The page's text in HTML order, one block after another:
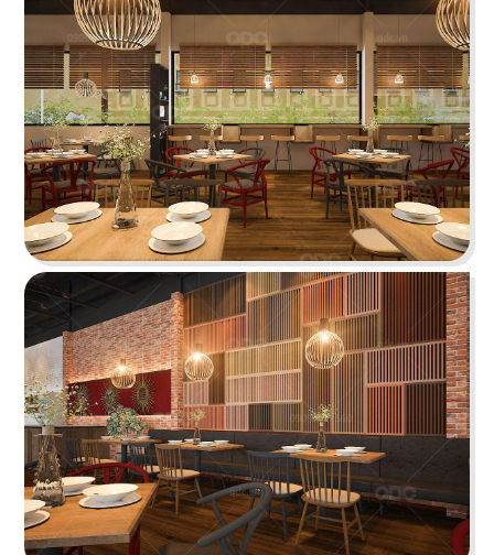
EL GAUCHO
El Gaucho Lotte Mall hứa hẹn là điểm đến lý
tưởng cho trải nghiệm ẩm thực Âu đỉnh cao
mang phong cách công nghiệp độc đáo
Chi tiết
HẢI SẢN HOÀNG GIA
Đội ngũ thiết kế QDC đã khéo léo kết hợp nét
đặc trưng phong cách Địa Trung Hải với vẻ đẹp
thanh lịch, sang trọng của Indochine